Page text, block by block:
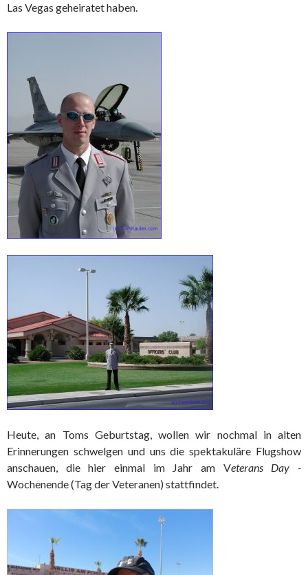
Las Vegas geheiratet haben.
Heute, an Toms Geburtstag, wollen wir nochmal in alten
Erinnerungen schwelgen und uns die spektakuläre Flugshow
anschauen, die hier einmal im Jahr am Veterans Day -
Wochenende(Tag der Veteranen) stattfindet.